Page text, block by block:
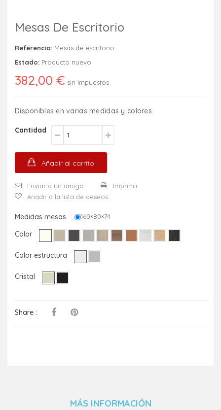
Mesas De Escritorio
Referencia: Mesas de escritorio
Estado: Producto nuevo
382,00 € sin impuestos
Disponibles en varias medidas y colores.
Cantidad
Añadir al carrito
Enviar a un amigo
Imprimir
Añadir a la lista de deseos
Medidas mesas 160×80×74
Color
Color estructura
Cristal
Share :
MÁS INFORMACIÓN